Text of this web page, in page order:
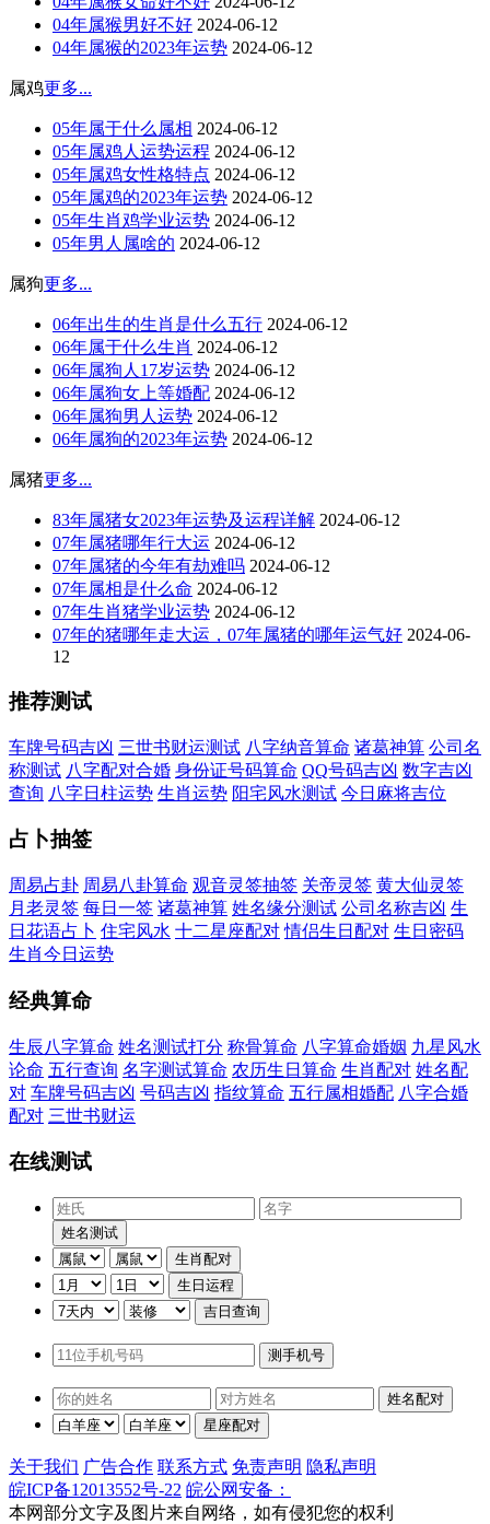
04年属猴男好不好 2024-06-12
04年属猴的2023年运势 2024-06-12
属鸡更多...
05年属于什么属相 2024-06-12
05年属鸡人运势运程 2024-06-12
05年属鸡女性格特点 2024-06-12
05年属鸡的2023年运势 2024-06-12
05年生肖鸡学业运势 2024-06-12
05年男人属啥的 2024-06-12
属狗更多...
06年出生的生肖是什么五行 2024-06-12
06年属于什么生肖 2024-06-12
06年属狗人17岁运势 2024-06-12
06年属狗女上等婚配 2024-06-12
06年属狗男人运势 2024-06-12
06年属狗的2023年运势 2024-06-12
属猪更多...
83年属猪女2023年运势及运程详解 2024-06-12
07年属猪哪年行大运 2024-06-12
07年属猪的今年有劫难吗 2024-06-12
07年属相是什么命 2024-06-12
07年生肖猪学业运势 2024-06-12
07年的猪哪年走大运，07年属猪的哪年运气好 2024-06-
12
推荐测试
车牌号码吉凶 三世书财运测试 八字纳音算命 诸葛神算 公司名
称测试 八字配对合婚 身份证号码算命 QQ号码吉凶 数字吉凶
查询 八字日柱运势 生肖运势 阳宅风水测试 今日麻将吉位
占卜抽签
周易占卦 周易八卦算命 观音灵签抽签 关帝灵签 黄大仙灵签
月老灵签 每日一签 诸葛神算 姓名缘分测试 公司名称吉凶 生
日花语占卜 住宅风水 十二星座配对 情侣生日配对 生日密码
生肖今日运势
经典算命
生辰八字算命 姓名测试打分 称骨算命 八字算命婚姻 九星风水
论命 五行查询 名字测试算命 农历生日算命 生肖配对 姓名配
对 车牌号码吉凶 号码吉凶 指纹算命 五行属相婚配 八字合婚
配对 三世书财运
在线测试
关于我们 广告合作 联系方式 免责声明 隐私声明
皖ICP备12013552号-22 皖公网安备：
本网部分文字及图片来自网络，如有侵犯您的权利